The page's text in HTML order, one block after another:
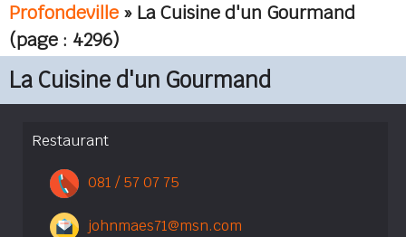
Profondeville » La Cuisine d'un Gourmand
(page : 4296)
La Cuisine d'un Gourmand
Restaurant
081 / 57 07 75
johnmaes71@msn.com